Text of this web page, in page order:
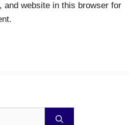
and website in this browser for